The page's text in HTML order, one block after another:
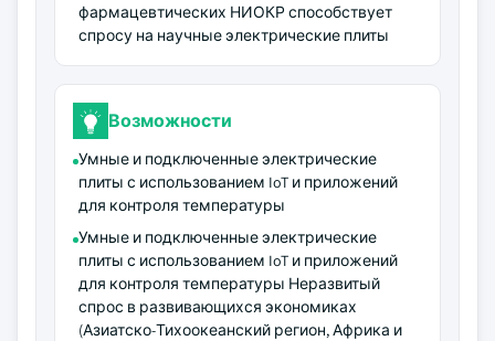
фармацевтических НИОКР способствует
спросу на научные электрические плиты
Возможности
Умные и подключенные электрические
плиты с использованием IoT и приложений
для контроля температуры
Умные и подключенные электрические
плиты с использованием IoT и приложений
для контроля температуры Неразвитый
спрос в развивающихся экономиках
(Азиатско-Тихоокеанский регион, Африка и